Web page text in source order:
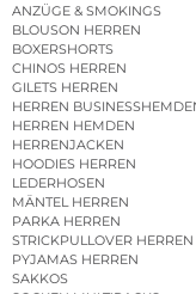
ANZÜGE & SMOKINGS
BLOUSON HERREN
BOXERSHORTS
CHINOS HERREN
GILETS HERREN
HERREN
HERREN HEMDEN
HERRENJACKEN
HOODIES HERREN
LEDERHOSEN
MÄNTEL HERREN
PARKA HERREN
STRICKPULLOVER HERREN
PYJAMAS HERREN
SAKKOS